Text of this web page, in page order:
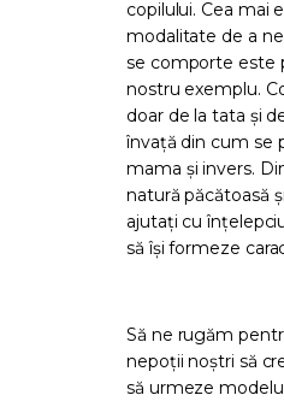
copilului. Cea mai
modalitate de a
se comporte este
nostru exemplu.
doar de la tata și
învață din cum se
mama și invers.
natură păcătoasă
ajutați cu
să își formeze
Să ne rugăm
nepoții noștri să
să urmeze